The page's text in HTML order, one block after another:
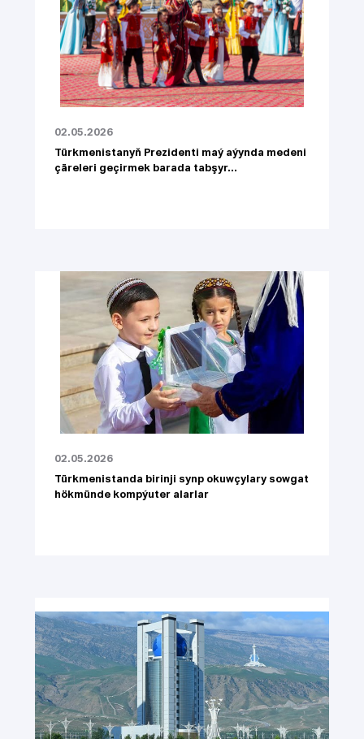
02.05.2026
Türkmenistanyň Prezidenti maý aýynda medeni
çäreleri geçirmek barada tabşyr...
02.05.2026
Türkmenistanda birinji synp okuwçylary sowgat
hökmünde kompýuter alarlar